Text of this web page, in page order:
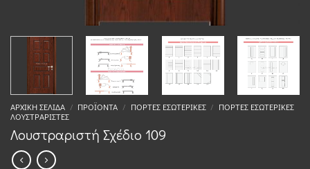
ΑΡΧΙΚΉ ΣΕΛΊΔΑ / ΠΡΟΪΌΝΤΑ / ΠΌΡΤΕΣ ΕΣΩΤΕΡΙΚΈΣ / ΠΌΡΤΕΣ ΕΣΩΤΕΡΙΚΈΣ
ΛΟΥΣΤΡΑΡΙΣΤΈΣ
Λουστραριστή Σχέδιο 109